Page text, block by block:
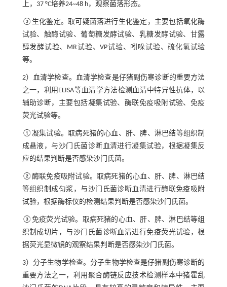
上，37 °C培养24~48 h，观察菌落形态。
③生化鉴定。取可疑菌落进行生化鉴定，主要包括氧化酶
试验、触酶试验、葡萄糖发酵试验、乳糖发酵试验、甘露
醇发酵试验、MR试验、VP试验、吲哚试验、硫化氢试验
等。
2）血清学检查。血清学检查是仔猪副伤寒诊断的重要方法
之一，利用ELISA等血清学方法检测血清中特异性抗体，以
辅助诊断，主要包括凝集试验、酶联免疫吸附试验、免疫
荧光试验等。
①凝集试验。取病死猪的心血、肝、脾、淋巴结等组织制
成悬液，与沙门氏菌诊断血清进行凝集试验，根据凝集反
应的结果判断是否感染沙门氏菌。
②酶联免疫吸附试验。取病死猪的心血、肝、脾、淋巴结
等组织制成匀浆，与沙门氏菌诊断血清进行酶联免疫吸附
试验，根据酶标仪的检测结果判断是否感染沙门氏菌。
③免疫荧光试验。取病死猪的心血、肝、脾、淋巴结等组
织制成切片，与沙门氏菌诊断血清进行免疫荧光试验，根
据荧光显微镜的观察结果判断是否感染沙门氏菌。
3）分子生物学检查。分子生物学检查是仔猪副伤寒诊断的
重要方法之一，利用聚合酶链反应技术检测样本中猪霍乱